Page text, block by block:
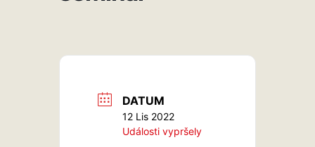
DATUM
12 Lis 2022
Události vypršely